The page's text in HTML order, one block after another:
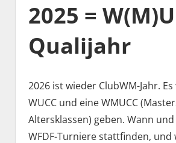
2025 =
Qualijahr
2026 ist wieder ClubWM-Jahr.
WUCC und eine WMUCC
Altersklassen) geben. Wann
WFDF-Turniere stattfinden, und